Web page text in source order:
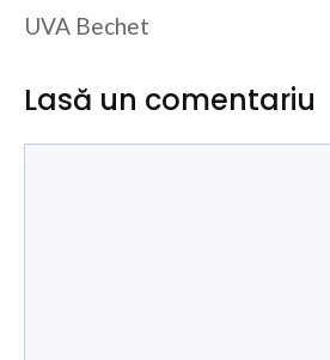
UVA Bechet
Lasă un comentariu